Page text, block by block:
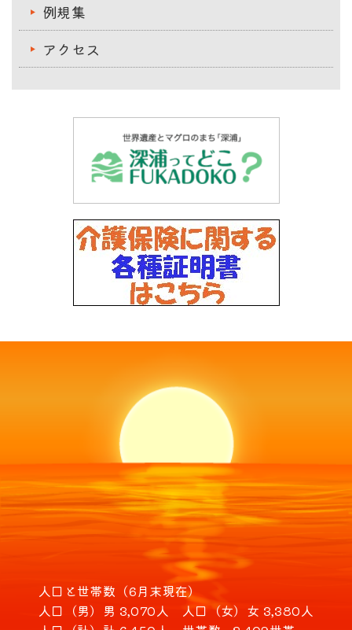
例規集
アクセス
人口と世帯数（6月末現在）
人口（男） 男 3,070人 人口（女） 女 3,380人